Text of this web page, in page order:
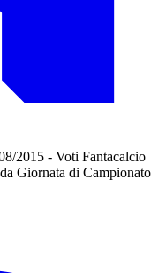
2015 - Voti Fantacalcio
Giornata di Campionato